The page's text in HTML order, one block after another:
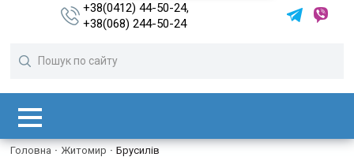
+38(0412) 44-50-24,
+38(068) 244-50-24
Головна · Житомир · Брусилів